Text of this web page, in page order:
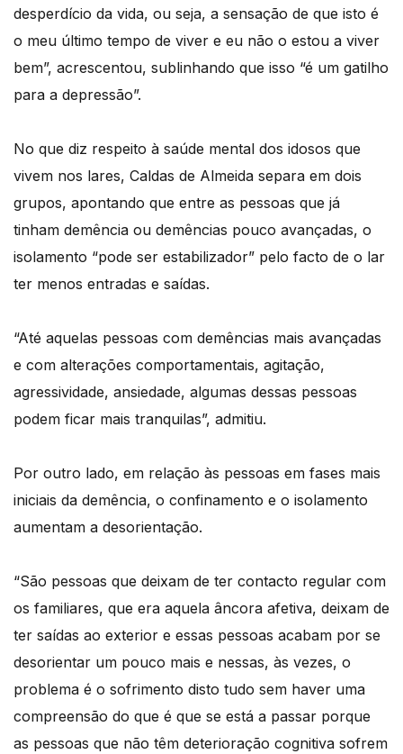
desperdício da vida, ou seja, a sensação de que isto é
o meu último tempo de viver e eu não o estou a viver
bem”, acrescentou, sublinhando que isso “é um gatilho
para a depressão”.
No que diz respeito à saúde mental dos idosos que
vivem nos lares, Caldas de Almeida separa em dois
grupos, apontando que entre as pessoas que já
tinham demência ou demências pouco avançadas, o
isolamento “pode ser estabilizador” pelo facto de o lar
ter menos entradas e saídas.
“Até aquelas pessoas com demências mais avançadas
e com alterações comportamentais, agitação,
agressividade, ansiedade, algumas dessas pessoas
podem ficar mais tranquilas”, admitiu.
Por outro lado, em relação às pessoas em fases mais
iniciais da demência, o confinamento e o isolamento
aumentam a desorientação.
“São pessoas que deixam de ter contacto regular com
os familiares, que era aquela âncora afetiva, deixam de
ter saídas ao exterior e essas pessoas acabam por se
desorientar um pouco mais e nessas, às vezes, o
problema é o sofrimento disto tudo sem haver uma
compreensão do que é que se está a passar porque
as pessoas que não têm deterioração cognitiva sofrem